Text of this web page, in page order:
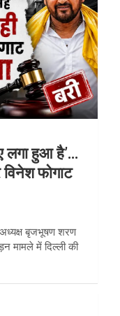
लगा हुआ है’…
फोगाट
अध्यक्ष बृजभूषण शरण
मामले में दिल्ली की